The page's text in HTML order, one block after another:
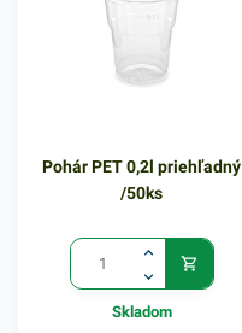
Pohár PET 0,2l priehľadný
/50ks
Skladom